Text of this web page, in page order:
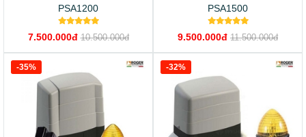
PSA1200
7.500.000đ 10.500.000đ
PSA1500
9.500.000đ 11.500.000đ
-35% -32%